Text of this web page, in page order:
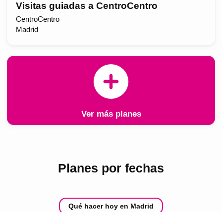
Visitas guiadas a CentroCentro
CentroCentro
Madrid
Ver más planes
Planes por fechas
Qué hacer hoy en Madrid